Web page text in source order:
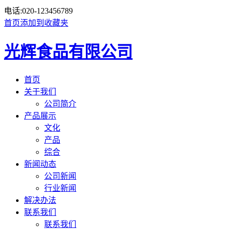
电话:020-123456789
首页添加到收藏夹
光辉食品有限公司
首页
关于我们
公司简介
产品展示
文化
产品
综合
新闻动态
公司新闻
行业新闻
解决办法
联系我们
联系我们